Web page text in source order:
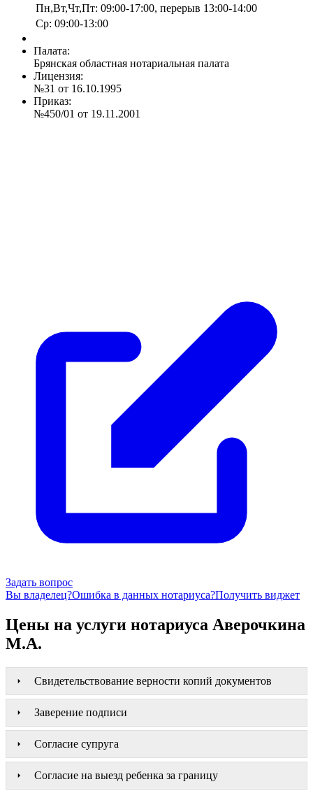
Пн,Вт,Чт,Пт: 09:00-17:00, перерыв 13:00-14:00
Ср: 09:00-13:00
Палата:
Брянская областная нотариальная палата
Лицензия:
№31 от 16.10.1995
Приказ:
№450/01 от 19.11.2001
Задать вопрос
Вы владелец?Ошибка в данных нотариуса?Получить виджет
Цены на услуги нотариуса Аверочкина
М.А.
Свидетельствование верности копий документов
Заверение подписи
Согласие супруга
Согласие на выезд ребенка за границу